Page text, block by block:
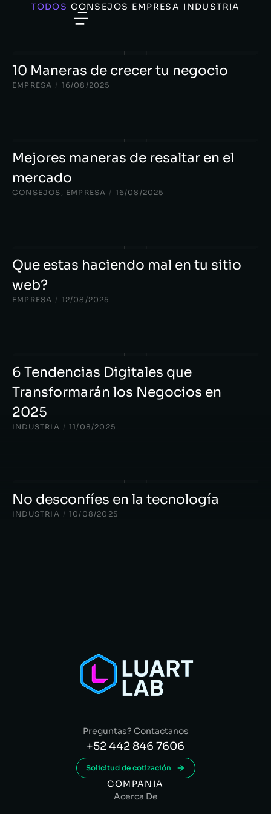
TODOS CONSEJOS EMPRESA INDUSTRIA
10 Maneras de crecer tu negocio
EMPRESA / 16/08/2025
Mejores maneras de resaltar en el
mercado
CONSEJOS , EMPRESA / 16/08/2025
Que estas haciendo mal en tu sitio
web?
EMPRESA / 12/08/2025
6 Tendencias Digitales que
Transformarán los Negocios en
2025
INDUSTRIA / 11/08/2025
No desconfíes en la tecnología
INDUSTRIA / 10/08/2025
Preguntas? Contactanos
+52 442 846 7606
Solicitud de cotización
COMPANIA
Acerca De